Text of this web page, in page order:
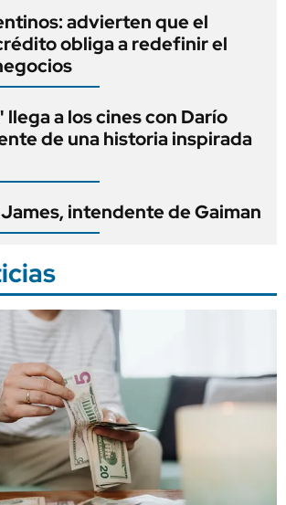
advierten que el
obliga a redefinir el
llega a los cines con Darío
de una historia inspirada
intendente de Gaiman